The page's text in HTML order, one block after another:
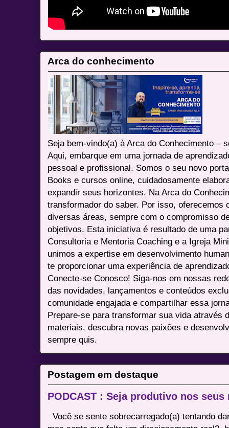
Arca do conhecimento
Seja bem-vindo(a) à Arca do Conhecimento –
Aqui, embarque em uma jornada de
pessoal e profissional. Somos o seu novo
Books e cursos online, cuidadosamente
expandir seus horizontes. Na Arca do
transformador do saber. Por isso, oferecemos
diversas áreas, sempre com o compromisso
objetivos. Esta iniciativa é resultado de uma
Consultoria e Mentoria Coaching e a Igreja
unimos a expertise em desenvolvimento
te proporcionar uma experiência de
Conecte-se Conosco! Siga-nos em nossas
das novidades, lançamentos e conteúdos
comunidade engajada e compartilhar essa
Prepare-se para transformar sua vida através
materiais, descubra novas paixões e
sempre quis.
Postagem em destaque
PODCAST : Seja produtivo nos seus
Você se sente sobrecarregado(a) tentando